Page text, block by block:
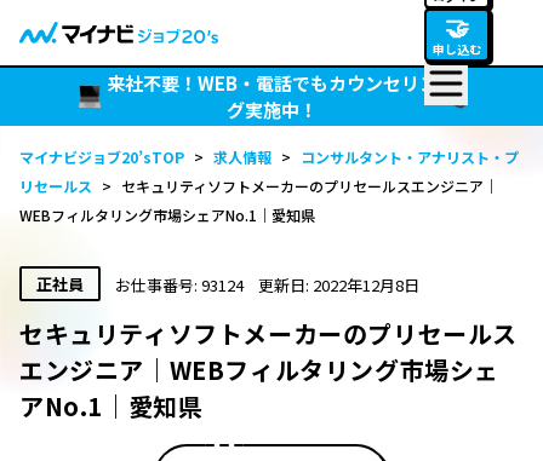
🤝
申し込む
来社不要！WEB・電話でもカウンセリン
グ実施中！
マイナビジョブ20’sTOP > 求人情報 >
コンサルタント・アナリスト・プ
リセールス > セキュリティソフトメーカーのプリセールスエンジニア｜
WEBフィルタリング市場シェアNo.1｜愛知県
正社員 お仕事番号: 93124 更新日: 2022年12月8日
セキュリティソフトメーカーのプリセールス
エンジニア｜WEBフィルタリング市場シェ
アNo.1｜愛知県